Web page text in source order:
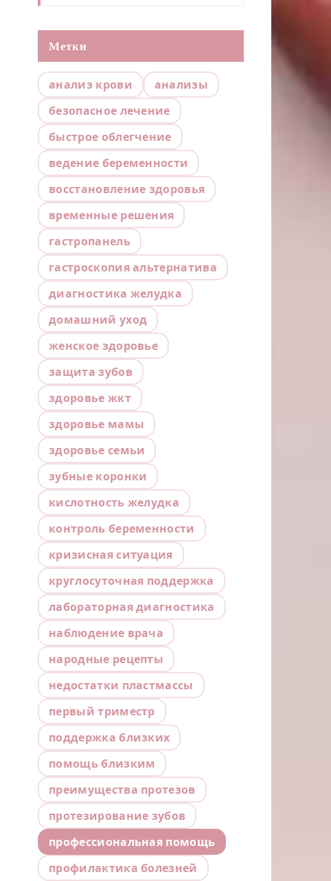
Метки
анализ крови
анализы
безопасное лечение
быстрое облегчение
ведение беременности
восстановление здоровья
временные решения
гастропанель
гастроскопия альтернатива
диагностика желудка
домашний уход
женское здоровье
защита зубов
здоровье жкт
здоровье мамы
здоровье семьи
зубные коронки
кислотность желудка
контроль беременности
кризисная ситуация
круглосуточная поддержка
лабораторная диагностика
наблюдение врача
народные рецепты
недостатки пластмассы
первый триместр
поддержка близких
помощь близким
преимущества протезов
протезирование зубов
профессиональная помощь
профилактика болезней